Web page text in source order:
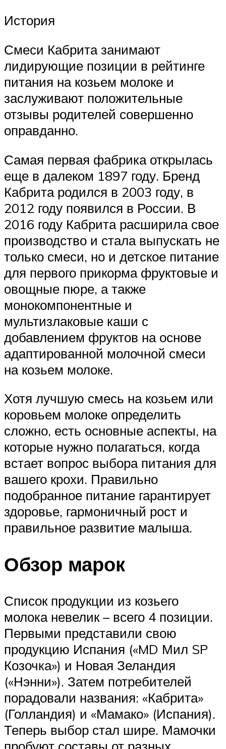
История
Смеси Кабрита занимают
лидирующие позиции в рейтинге
питания на козьем молоке и
заслуживают положительные
отзывы родителей совершенно
оправданно.
Самая первая фабрика открылась
еще в далеком 1897 году. Бренд
Кабрита родился в 2003 году, в
2012 году появился в России. В
2016 году Кабрита расширила свое
производство и стала выпускать не
только смеси, но и детское питание
для первого прикорма фруктовые и
овощные пюре, а также
монокомпонентные и
мультизлаковые каши с
добавлением фруктов на основе
адаптированной молочной смеси
на козьем молоке.
Хотя лучшую смесь на козьем или
коровьем молоке определить
сложно, есть основные аспекты, на
которые нужно полагаться, когда
встает вопрос выбора питания для
вашего крохи. Правильно
подобранное питание гарантирует
здоровье, гармоничный рост и
правильное развитие малыша.
Обзор марок
Список продукции из козьего
молока невелик – всего 4 позиции.
Первыми представили свою
продукцию Испания («MD Мил SP
Козочка») и Новая Зеландия
(«Нэнни»). Затем потребителей
порадовали названия: «Кабрита»
(Голландия) и «Мамако» (Испания).
Теперь выбор стал шире. Мамочки